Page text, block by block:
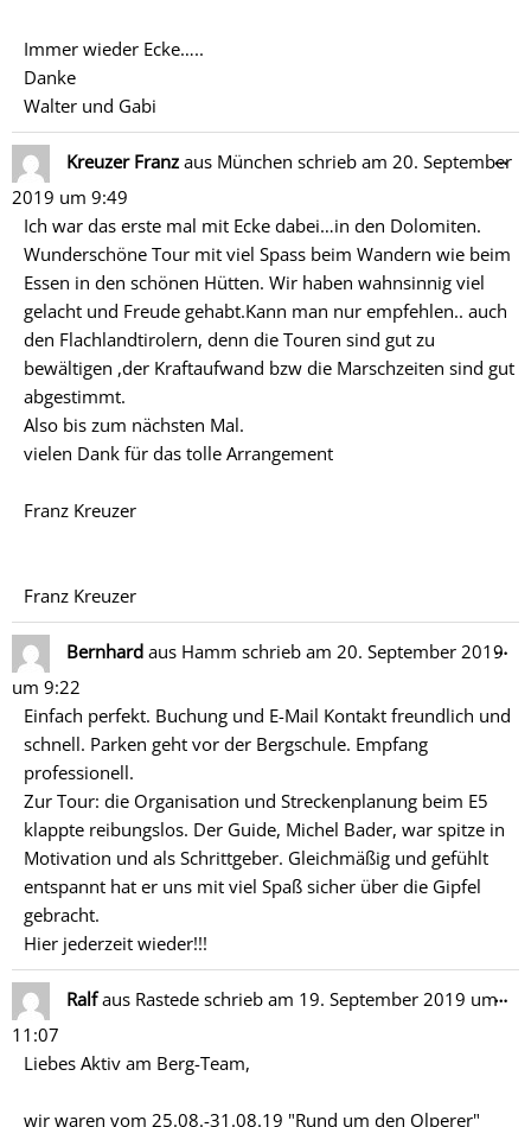
Immer wieder Ecke…..
Danke
Walter und Gabi
Kreuzer Franz aus München schrieb am 20. September
2019 um 9:49
Ich war das erste mal mit Ecke dabei…in den Dolomiten.
Wunderschöne Tour mit viel Spass beim Wandern wie beim
Essen in den schönen Hütten. Wir haben wahnsinnig viel
gelacht und Freude gehabt.Kann man nur empfehlen.. auch
den Flachlandtirolern, denn die Touren sind gut zu
bewältigen ,der Kraftaufwand bzw die Marschzeiten sind gut
abgestimmt.
Also bis zum nächsten Mal.
vielen Dank für das tolle Arrangement
Franz Kreuzer
Franz Kreuzer
…
Bernhard aus Hamm schrieb am 20. September 2019
um 9:22
Einfach perfekt. Buchung und E-Mail Kontakt freundlich und
schnell. Parken geht vor der Bergschule. Empfang
professionell.
Zur Tour: die Organisation und Streckenplanung beim E5
klappte reibungslos. Der Guide, Michel Bader, war spitze in
Motivation und als Schrittgeber. Gleichmäßig und gefühlt
entspannt hat er uns mit viel Spaß sicher über die Gipfel
gebracht.
Hier jederzeit wieder!!!
…
Ralfaus Rastede schrieb am 19. September 2019 um
11:07
Liebes Aktiv am Berg-Team,
wir waren vom 25.08.-31.08.19 "Rund um den Olperer"
…